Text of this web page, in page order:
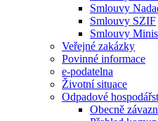
Smlouvy
Smlouvy SZIF
Smlouvy
Veřejné zakázky
Povinné informace
e-podatelna
Životní situace
Odpadové
Obecně